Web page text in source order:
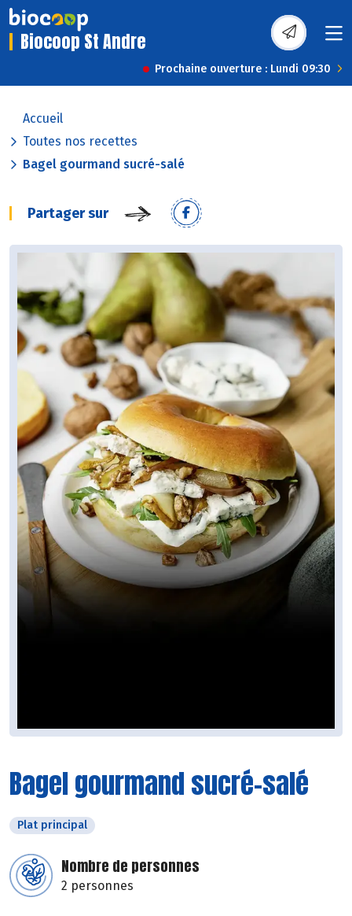
Biocoop St Andre
Prochaine ouverture : Lundi 09:30
Accueil
Toutes nos recettes
Bagel gourmand sucré-salé
Partager sur
Bagel gourmand sucré-salé
Plat principal
Nombre de personnes
2 personnes